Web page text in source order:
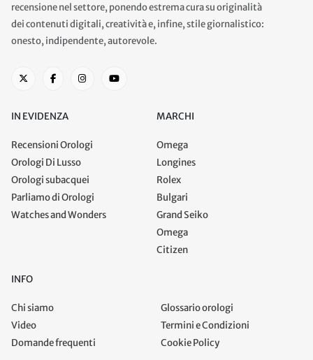
recensione nel settore, ponendo estrema cura su originalità
dei contenuti digitali, creatività e, infine, stile giornalistico:
onesto, indipendente, autorevole.
IN EVIDENZA
Recensioni Orologi
Orologi Di Lusso
Orologi subacquei
Parliamo di Orologi
Watches and Wonders
MARCHI
Omega
Longines
Rolex
Bulgari
Grand Seiko
Omega
Citizen
INFO
Chi siamo
Video
Domande frequenti
Glossario orologi
Termini e Condizioni
Cookie Policy